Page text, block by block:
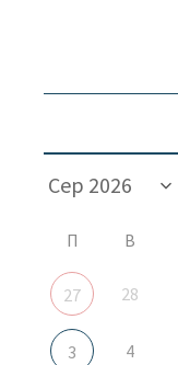
П В
27 28
3 4